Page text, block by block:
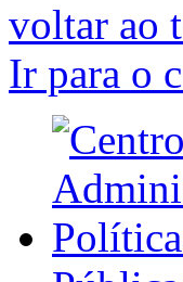
voltar ao
Ir para o